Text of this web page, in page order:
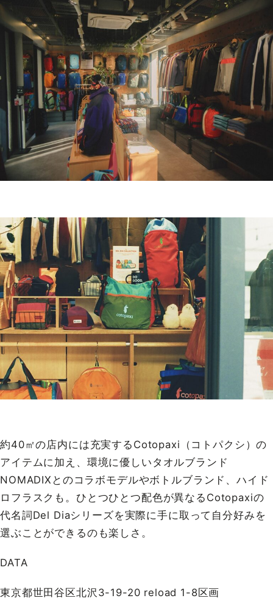
約40㎡の店内には充実するCotopaxi（コトパクシ）の
アイテムに加え、環境に優しいタオルブランド
NOMADIXとのコラボモデルやボトルブランド、ハイド
ロフラスクも。ひとつひとつ配色が異なるCotopaxiの
代名詞Del Diaシリーズを実際に手に取って自分好みを
選ぶことができるのも楽しさ。
DATA
東京都世⽥⾕区北沢3-19-20 reload 1-8区画